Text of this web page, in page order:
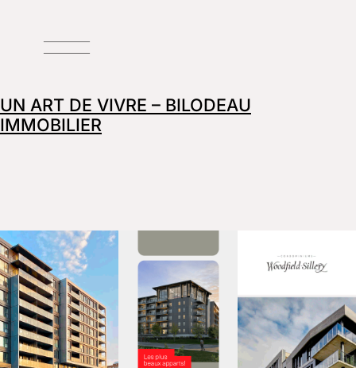
UN ART DE VIVRE – BILODEAU
IMMOBILIER